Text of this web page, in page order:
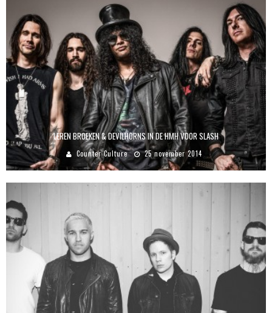
LEREN BROEKEN & DEVILHORNS IN DE HMH VOOR SLASH
Counter Culture 25 november 2014